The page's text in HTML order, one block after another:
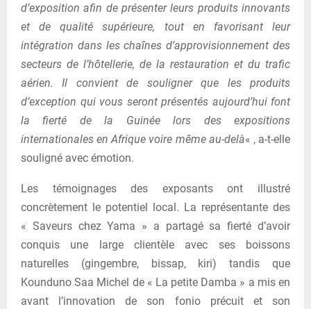
d’exposition afin de présenter leurs produits innovants
et de qualité supérieure, tout en favorisant leur
intégration dans les chaînes d’approvisionnement des
secteurs de l’hôtellerie, de la restauration et du trafic
aérien. Il convient de souligner que les produits
d’exception qui vous seront présentés aujourd’hui font
la fierté de la Guinée lors des expositions
internationales en Afrique voire même au-delà« , a-t-elle
souligné avec émotion.
Les témoignages des exposants ont illustré
concrètement le potentiel local. La représentante des
« Saveurs chez Yama » a partagé sa fierté d’avoir
conquis une large clientèle avec ses boissons
naturelles (gingembre, bissap, kiri) tandis que
Kounduno Saa Michel de « La petite Damba » a mis en
avant l’innovation de son fonio précuit et son